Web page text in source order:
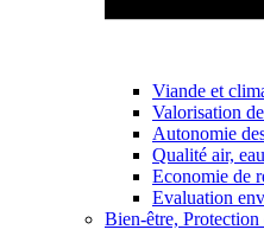
Viande et
Valorisation
Autonomie
Qualité air,
Economie de
Evaluation
Bien-être, Protection